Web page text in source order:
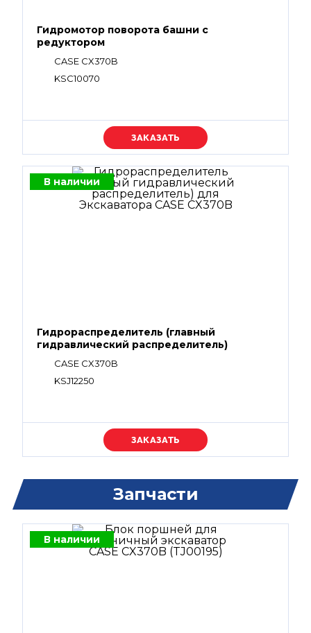
Гидромотор поворота башни с
редуктором
CASE CX370B
KSC10070
Уточняйте цену
В наличии
Гидрораспределитель (главный
гидравлический распределитель)
CASE CX370B
KSJ12250
Уточняйте цену
Запчасти
В наличии